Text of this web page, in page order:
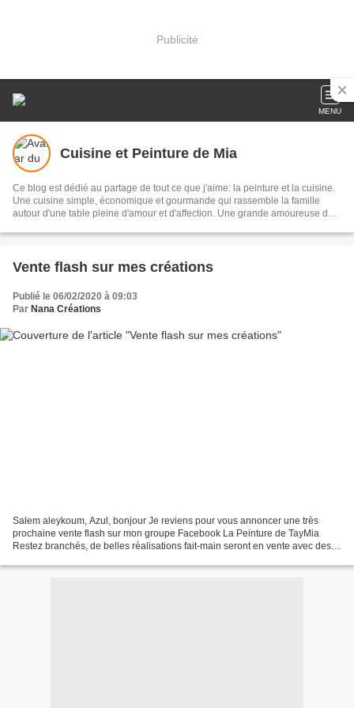
Publicité
MENU
Cuisine et Peinture de Mia
Ce blog est dédié au partage de tout ce que j'aime: la peinture et la cuisine.
Une cuisine simple, économique et gourmande qui rassemble la famille
autour d'une table pleine d'amour et d'affection. Une grande amoureuse du
couleurs et la peinture sur tous supports: verre, bois, poterie et tissu.
blog. Je travaille aussi sur commande. Je suis Algérienne et j'habite Alger.
Vente flash sur mes créations
Publié le 06/02/2020 à 09:03
Par Nana Créations
Salem aleykoum, Azul, bonjour Je reviens pour vous annoncer une très
prochaine vente flash sur mon groupe Facebook La Peinture de TayMia
Restez branchés, de belles réalisations fait-main seront en vente avec des